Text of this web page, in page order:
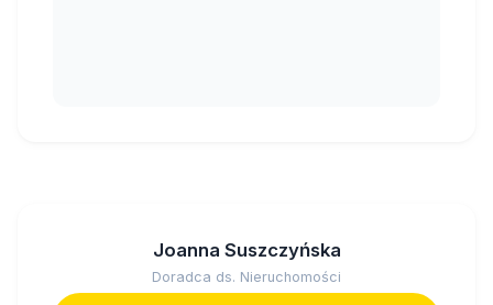
Joanna Suszczyńska
Doradca ds. Nieruchomości